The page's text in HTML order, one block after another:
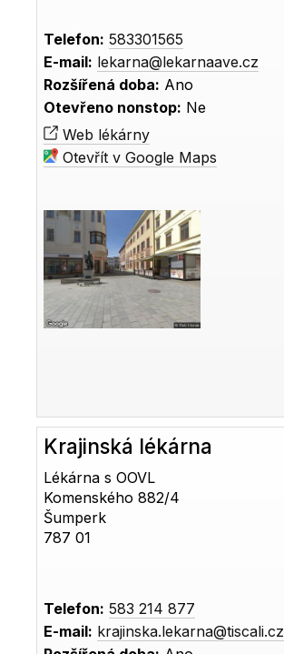
Telefon: 583301565
E-mail: lekarna@lekarnaave.cz
Rozšířená doba: Ano
Otevřeno nonstop: Ne
Web lékárny
Otevřít v Google Maps
Krajinská lékárna
Lékárna s OOVL
Komenského 882/4
Šumperk
787 01
Telefon: 583 214 877
E-mail: krajinska.lekarna@tiscali.cz